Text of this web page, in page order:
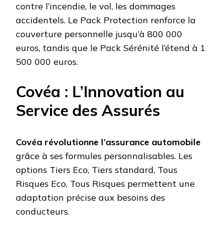
contre l’incendie, le vol, les dommages
accidentels. Le Pack Protection renforce la
couverture personnelle jusqu’à 800 000
euros, tandis que le Pack Sérénité l’étend à 1
500 000 euros.
Covéa : L’Innovation au
Service des Assurés
Covéa révolutionne l’assurance automobile
grâce à ses formules personnalisables. Les
options Tiers Eco, Tiers standard, Tous
Risques Eco, Tous Risques permettent une
adaptation précise aux besoins des
conducteurs.